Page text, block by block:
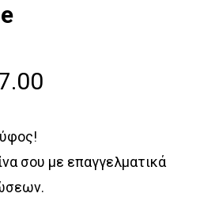
through
€27.00
σου με επαγγελματικά